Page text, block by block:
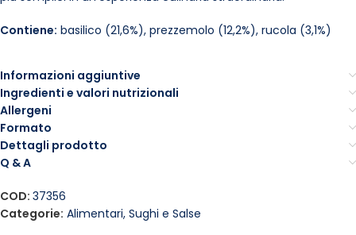
Contiene: basilico (21,6%), prezzemolo (12,2%), rucola (3,1%)
Informazioni aggiuntive
Ingredienti e valori nutrizionali
Allergeni
Formato
Dettagli prodotto
Q & A
COD: 37356
Categorie: Alimentari, Sughi e Salse